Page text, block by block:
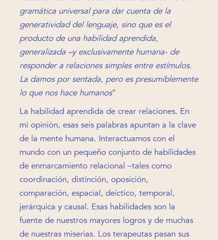
gramática universal para dar cuenta de la
generatividad del lenguaje, sino que es el
producto de una habilidad aprendida,
generalizada –y exclusivamente humana- de
responder a relaciones simples entre estímulos.
La damos por sentada, pero es presumiblemente
lo que nos hace humanos”
La habilidad aprendida de crear relaciones. En
mi opinión, esas seis palabras apuntan a la clave
de la mente humana. Interactuamos con el
mundo con un pequeño conjunto de habilidades
de enmarcamiento relacional –tales como
coordinación, distinción, oposición,
comparación, espacial, deíctico, temporal,
jerárquica y causal. Esas habilidades son la
fuente de nuestros mayores logros y de muchas
de nuestras miserias. Los terapeutas pasan sus